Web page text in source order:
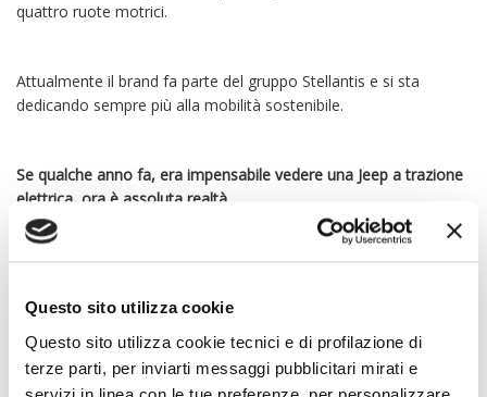
Questo sito utilizza cookie
Questo sito utilizza cookie tecnici e di profilazione di
terze parti, per inviarti messaggi pubblicitari mirati e
quattro ruote motrici.
Attualmente il brand fa parte del gruppo Stellantis e si sta
dedicando sempre più alla mobilità sostenibile.
Se qualche anno fa, era impensabile vedere una Jeep a trazione
elettrica, ora è assoluta realtà.